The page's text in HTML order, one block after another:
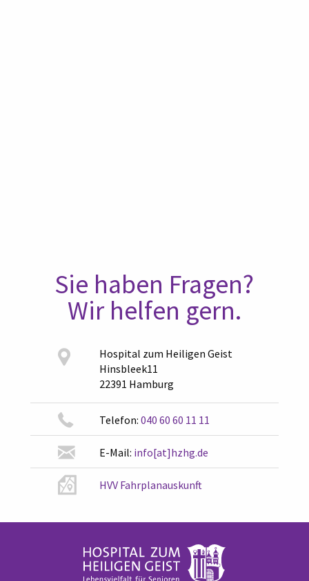
Sie haben Fragen?
Wir helfen gern.
Hospital zum Heiligen Geist
Hinsbleek11
22391 Hamburg
Telefon: 040 60 60 11 11
E-Mail: info[at]hzhg.de
HVV Fahrplanauskunft